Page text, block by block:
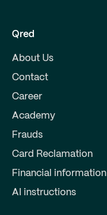
Qred
About Us
Contact
Career
Academy
Frauds
Card Reclamation
Financial information
AI instructions